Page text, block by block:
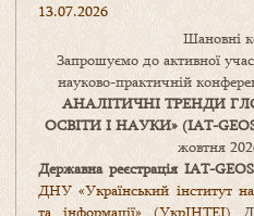
13.07.2026
Шановні
Запрошуємо до активної
науково-практичній
АНАЛІТИЧНІ ТРЕНДИ
ОСВІТИ І НАУКИ» (IAT-
жовтня
Державна реєстрація IAT-
ДНУ «Український інститут
та інформації» (УкрІНТЕІ)